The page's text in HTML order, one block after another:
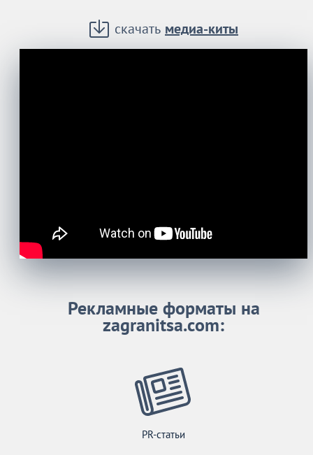
скачать медиа-киты
Рекламные форматы на
zagranitsa.com:
PR-статьи